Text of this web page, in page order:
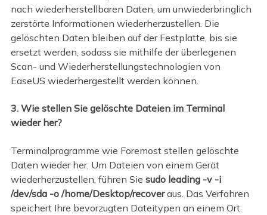
nach wiederherstellbaren Daten, um unwiederbringlich
zerstörte Informationen wiederherzustellen. Die
gelöschten Daten bleiben auf der Festplatte, bis sie
ersetzt werden, sodass sie mithilfe der überlegenen
Scan- und Wiederherstellungstechnologien von
EaseUS wiederhergestellt werden können.
3. Wie stellen Sie gelöschte Dateien im Terminal
wieder her?
Terminalprogramme wie Foremost stellen gelöschte
Daten wieder her. Um Dateien von einem Gerät
wiederherzustellen, führen Sie sudo leading -v -i
/dev/sda -o /home/Desktop/recoveraus. Das Verfahren
speichert Ihre bevorzugten Dateitypen an einem Ort.